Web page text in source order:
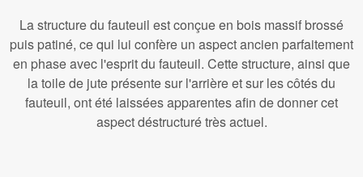
La structure du fauteuil est conçue en bois massif brossé
puis patiné, ce qui lui confère un aspect ancien parfaitement
en phase avec l'esprit du fauteuil. Cette structure, ainsi que
la toile de jute présente sur l'arrière et sur les côtés du
fauteuil, ont été laissées apparentes afin de donner cet
aspect déstructuré très actuel.